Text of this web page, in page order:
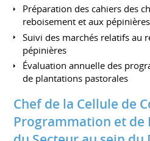
Préparation des cahiers des
reboisement et aux pépinières
Suivi des marchés relatifs au
pépinières
Évaluation annuelle des
de plantations pastorales
Chef de la Cellule de
Programmation et de